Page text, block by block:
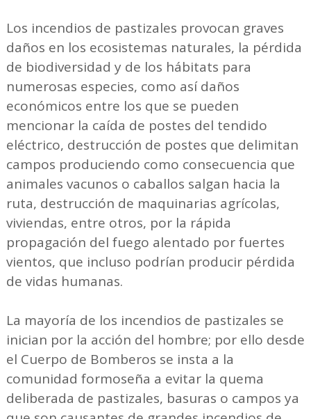
Los incendios de pastizales provocan graves
daños en los ecosistemas naturales, la pérdida
de biodiversidad y de los hábitats para
numerosas especies, como así daños
económicos entre los que se pueden
mencionar la caída de postes del tendido
eléctrico, destrucción de postes que delimitan
campos produciendo como consecuencia que
animales vacunos o caballos salgan hacia la
ruta, destrucción de maquinarias agrícolas,
viviendas, entre otros, por la rápida
propagación del fuego alentado por fuertes
vientos, que incluso podrían producir pérdida
de vidas humanas.
La mayoría de los incendios de pastizales se
inician por la acción del hombre; por ello desde
el Cuerpo de Bomberos se insta a la
comunidad formoseña a evitar la quema
deliberada de pastizales, basuras o campos ya